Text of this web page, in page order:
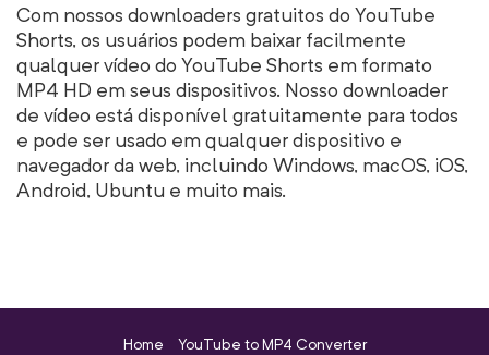
Com nossos downloaders gratuitos do YouTube
Shorts, os usuários podem baixar facilmente
qualquer vídeo do YouTube Shorts em formato
MP4 HD em seus dispositivos. Nosso downloader
de vídeo está disponível gratuitamente para todos
e pode ser usado em qualquer dispositivo e
navegador da web, incluindo Windows, macOS, iOS,
Android, Ubuntu e muito mais.
Home YouTube to MP4 Converter